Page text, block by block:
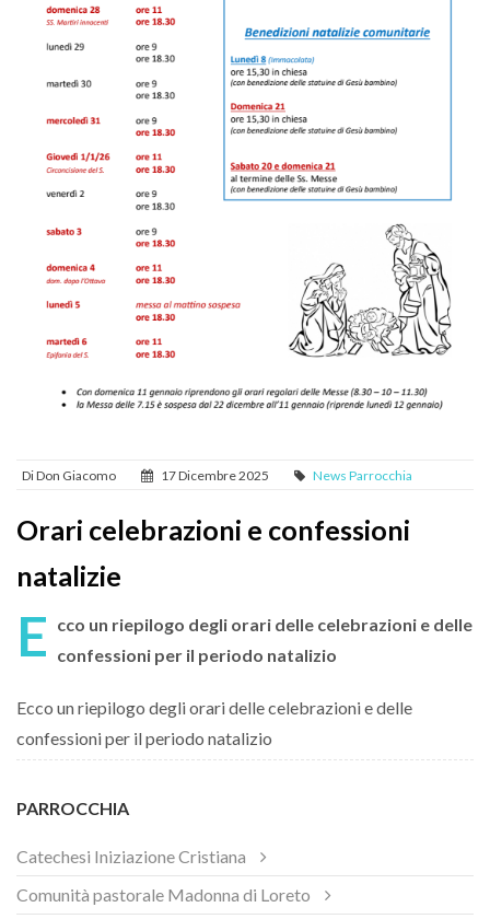
Di Don Giacomo 17 Dicembre 2025 News Parrocchia
Orari celebrazioni e confessioni
natalizie
E cco un riepilogo degli orari delle celebrazioni e delle
confessioni per il periodo natalizio
Ecco un riepilogo degli orari delle celebrazioni e delle
confessioni per il periodo natalizio
PARROCCHIA
Catechesi Iniziazione Cristiana
Comunità pastorale Madonna di Loreto